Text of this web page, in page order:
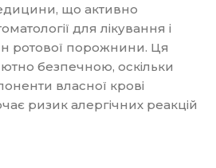
що активно
для лікування і
ротової порожнини. Ця
безпечною, оскільки
власної крові
ризик алергічних реакцій